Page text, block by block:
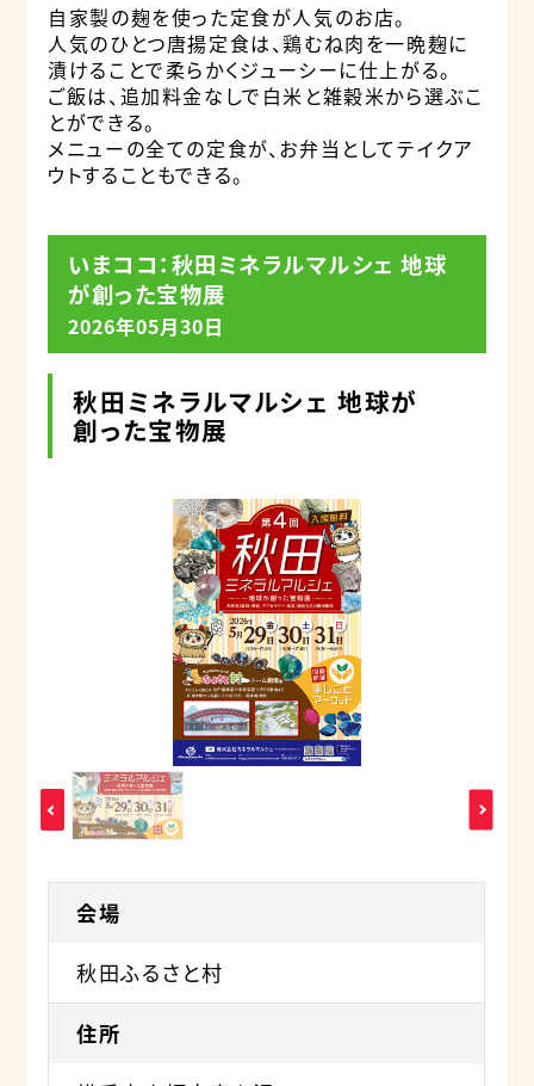
自家製の麹を使った定食が人気のお店。
人気のひとつ唐揚定食は、鶏むね肉を一晩麹に
漬けることで柔らかくジューシーに仕上がる。
ご飯は、追加料金なしで白米と雑穀米から選ぶこ
とができる。
メニューの全ての定食が、お弁当としてテイクア
ウトすることもできる。
いまココ：秋田ミネラルマルシェ 地球
が創った宝物展
2026年05月30日
秋田ミネラルマルシェ 地球が
創った宝物展
会場
秋田ふるさと村
住所